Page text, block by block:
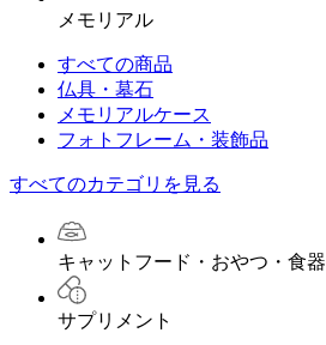
メモリアル
すべての商品
仏具・墓石
メモリアルケース
フォトフレーム・装飾品
すべてのカテゴリを見る
キャットフード・おやつ・食器
サプリメント